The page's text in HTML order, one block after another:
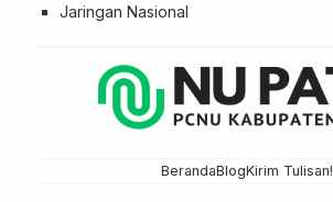
Jaringan Nasional
BerandaBlogKirim Tulisan!